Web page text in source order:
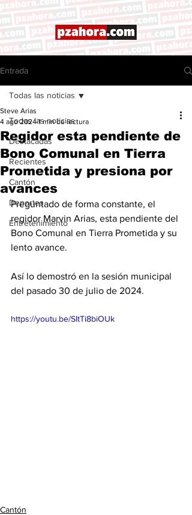
Entrada
Todas las noticias
Destacadas
Recientes
Cantón
Deportes
Entretenimiento
Todas las noticias
Regidor esta pendiente de
Bono Comunal en Tierra
Prometida y presiona por
avances
Steve Arias
4 ago 2024 1 min de lectura
Preguntado de forma constante, el
regidor Marvin Arias, esta pendiente del
Bono Comunal en Tierra Prometida y su
lento avance.
Así lo demostró en la sesión municipal
del pasado 30 de julio de 2024.
https://youtu.be/SItTi8biOUk
Cantón